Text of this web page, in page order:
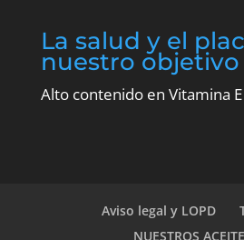
La salud y el
nuestro objetivo
Alto contenido en Vitamina
Aviso legal y LOPD
NUESTROS